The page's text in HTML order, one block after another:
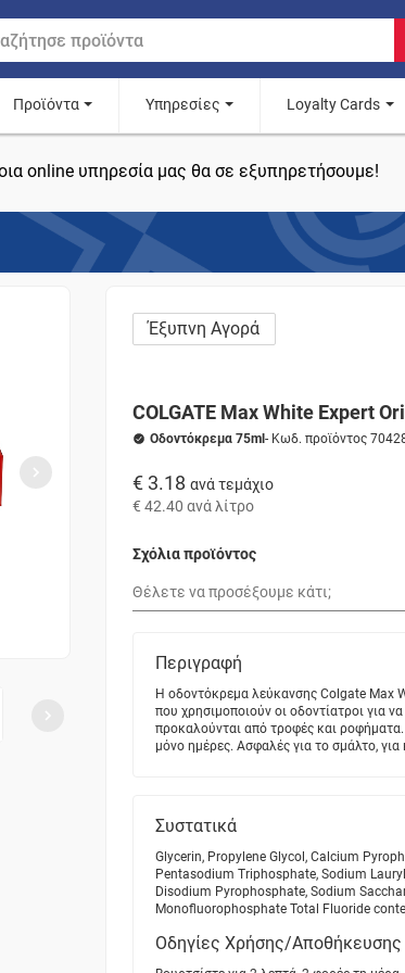
Προϊόντα Υπηρεσίες Loyalty Cards
online υπηρεσία μας θα σε εξυπηρετήσουμε!
Έξυπνη Αγορά
COLGATE Max White Expert
Οδοντόκρεμα 75ml - Κωδ. προϊόντος
€ 3.18 ανά τεμάχιο
€ 42.40 ανά λίτρο
Σχόλια προϊόντος
Περιγραφή
Η οδοντόκρεμα λεύκανσης Colgate Max
που χρησιμοποιούν οι οδοντίατροι για
προκαλούνται από τροφές και
μόνο ημέρες. Ασφαλές για το σμάλτο,
Συστατικά
Glycerin, Propylene Glycol, Calcium
Pentasodium Triphosphate, Sodium
Disodium Pyrophosphate, Sodium
Monofluorophosphate Total Fluoride
Οδηγίες Χρήσης/Αποθήκευσης